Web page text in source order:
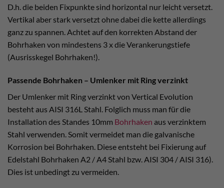
D.h. die beiden Fixpunkte sind horizontal nur leicht versetzt.
Vertikal aber stark versetzt ohne dabei die kette allerdings
ganz zu spannen. Achtet auf den korrekten Abstand der
Bohrhaken von mindestens 3 x die Verankerungstiefe
(Ausrisskegel Bohrhaken!).
Passende Bohrhaken – Umlenker mit Ring verzinkt
Der Umlenker mit Ring verzinkt von Vertical Evolution
besteht aus AISI 316L Stahl. Folglich muss man für die
Installation des Standes 10mm Bohrhaken aus verzinktem
Stahl verwenden. Somit vermeidet man die galvanische
Korrosion bei Bohrhaken. Diese entsteht bei Fixierung auf
Edelstahl Bohrhaken A2 / A4 Stahl bzw. AISI 304 / AISI 316).
Dies ist unbedingt zu vermeiden.